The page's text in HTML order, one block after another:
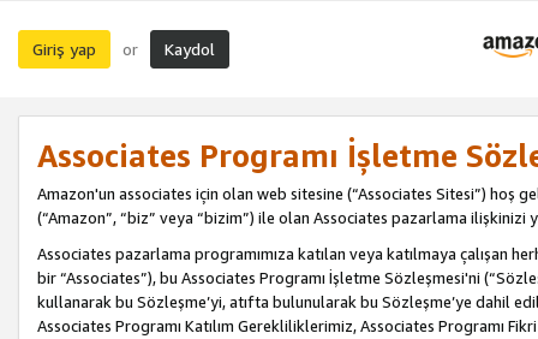
Giriş yap or Kaydol
Associates Programı İşletme
Amazon'un associates için olan web sitesine (“Associates Sitesi”) hoş
(“Amazon”, “biz” veya “bizim”) ile olan Associates pazarlama ilişkinizi
Associates pazarlama programımıza katılan veya katılmaya çalışan
bir “Associates”), bu Associates Programı İşletme Sözleşmesi'ni
kullanarak bu Sözleşme’yi, atıfta bulunularak bu Sözleşme’ye dahil
Associates Programı Katılım Gerekliliklerimiz, Associates Programı